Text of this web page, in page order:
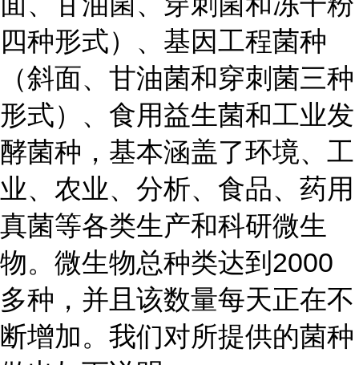
四种形式）、基因工程菌种
（斜面、甘油菌和穿刺菌三种
形式）、食用益生菌和工业发
酵菌种，基本涵盖了环境、工
业、农业、分析、食品、药用
真菌等各类生产和科研微生
物。微生物总种类达到2000
多种，并且该数量每天正在不
断增加。我们对所提供的菌种